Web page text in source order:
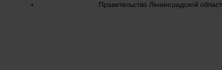
Правительство Ленинградской